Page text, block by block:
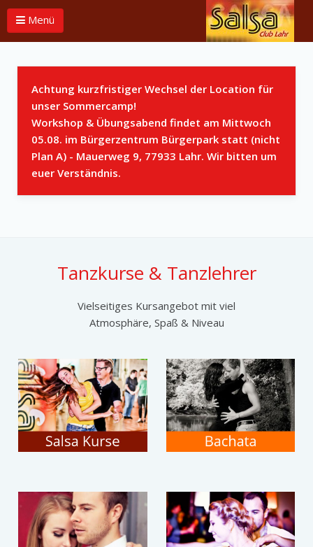
Menü
Achtung kurzfristiger Wechsel der Location für
unser Sommercamp!
Workshop & Übungsabend findet am Mittwoch
05.08. im Bürgerzentrum Bürgerpark statt (nicht
Plan A) - Mauerweg 9, 77933 Lahr. Wir bitten um
euer Verständnis.
Tanzkurse & Tanzlehrer
Vielseitiges Kursangebot mit viel
Atmosphäre, Spaß & Niveau